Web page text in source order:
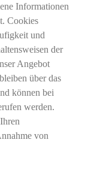
Informationen
Cookies
und
der
Angebot
über das
können bei
werden.
von